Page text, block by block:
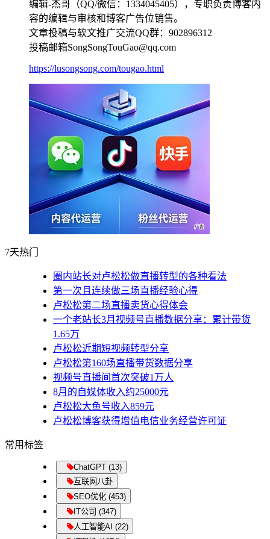
编辑-杰哥（QQ/微信：1334045405），专职负责博客内
容的编辑与审核和博客广告位销售。
文章投稿与软文推广交流QQ群：902896312
投稿邮箱SongSongTouGao@qq.com
https://lusongsong.com/tougao.html
7天热门
圈内站长对卢松松做直播转型的各种看法
第一次且连续做三场直播经验心得
卢松松第二场直播卖货心得体会
一个老站长3月视频号直播数据分享：累计带货
1.65万
卢松松近期短视频转型分享
卢松松第160场直播带货数据分享
视频号直播间首次突破1万人
8月的自媒体收入约25000元
卢松松大鱼号收入859元
卢松松博客获得增值电信业务经营许可证
常用标签
ChatGPT (13)
互联网八卦
SEO优化 (453)
IT公司 (347)
人工智能AI (22)